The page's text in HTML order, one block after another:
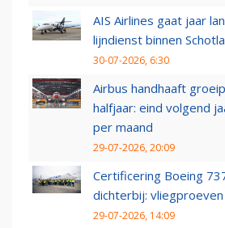
AIS Airlines gaat jaar
lijndienst binnen
30-07-2026, 6:30
Airbus handhaaft
halfjaar: eind volgend
per maand
29-07-2026, 20:09
Certificering Boeing
dichterbij:
29-07-2026, 14:09